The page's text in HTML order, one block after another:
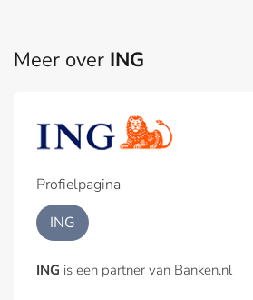
Meer over ING
Profielpagina
ING
ING is een partner van Banken.nl